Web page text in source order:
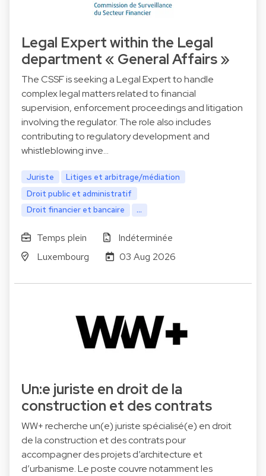
Legal Expert within the Legal
department « General Affairs »
The CSSF is seeking a Legal Expert to handle
complex legal matters related to financial
supervision, enforcement proceedings and litigation
involving the regulator. The role also includes
contributing to regulatory development and
whistleblowing inve…
Juriste
Litiges et arbitrage/médiation
Droit public et administratif
Droit financier et bancaire
...
Temps plein
Indéterminée
Luxembourg
03 Aug 2026
Un:e juriste en droit de la
construction et des contrats
WW+ recherche un(e) juriste spécialisé(e) en droit
de la construction et des contrats pour
accompagner des projets d’architecture et
d’urbanisme. Le poste couvre notamment les